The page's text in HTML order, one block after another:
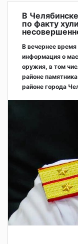
В
по факту
В вечернее время
информация о
оружия, в том
районе
районе города